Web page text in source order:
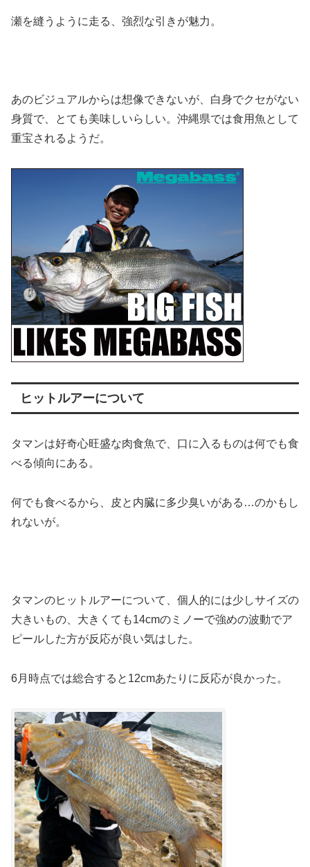
瀬を縫うように走る、強烈な引きが魅力。
あのビジュアルからは想像できないが、白身でクセがない
身質で、とても美味しいらしい。沖縄県では食用魚として
重宝されるようだ。
ヒットルアーについて
タマンは好奇心旺盛な肉食魚で、口に入るものは何でも食
べる傾向にある。
何でも食べるから、皮と内臓に多少臭いがある…のかもし
れないが。
タマンのヒットルアーについて、個人的には少しサイズの
大きいもの、大きくても14cmのミノーで強めの波動でア
ピールした方が反応が良い気はした。
6月時点では総合すると12cmあたりに反応が良かった。